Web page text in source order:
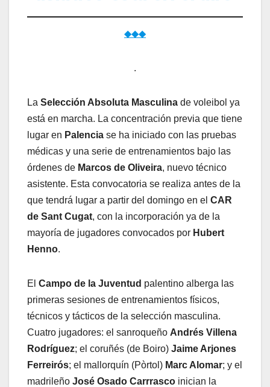
◆◆◆
.
La Selección Absoluta Masculina de voleibol ya
está en marcha. La concentración previa que tiene
lugar en Palencia se ha iniciado con las pruebas
médicas y una serie de entrenamientos bajo las
órdenes de Marcos de Oliveira, nuevo técnico
asistente. Esta convocatoria se realiza antes de la
que tendrá lugar a partir del domingo en el CAR
de Sant Cugat, con la incorporación ya de la
mayoría de jugadores convocados por Hubert
Henno.
El Campo de la Juventud palentino alberga las
primeras sesiones de entrenamientos físicos,
técnicos y tácticos de la selección masculina.
Cuatro jugadores: el sanroqueño Andrés Villena
Rodríguez; el coruñés (de Boiro) Jaime Arjones
Ferreirós; el mallorquín (Pòrtol) Marc Alomar; y el
madrileño José Osado Carrrasco inician la